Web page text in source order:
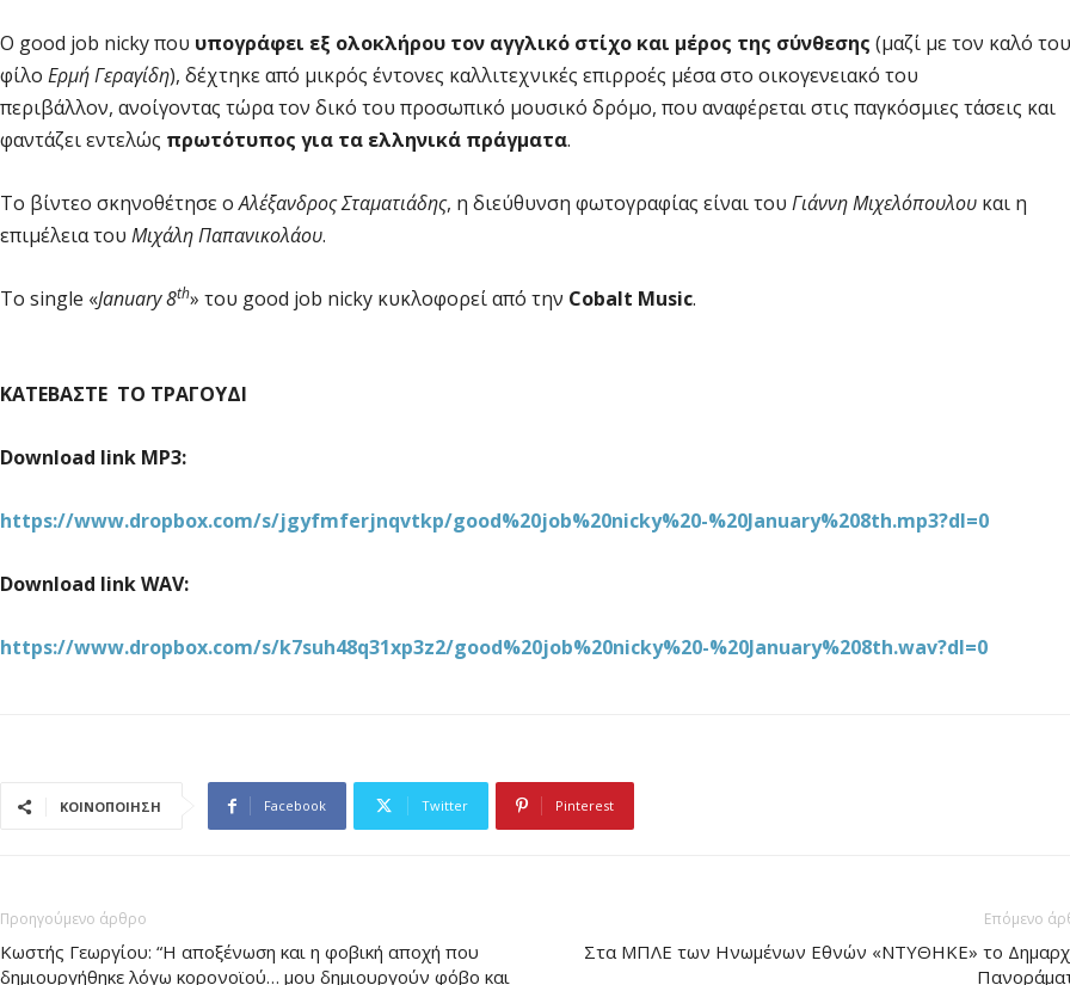
Ο good job nicky που υπογράφει εξ ολοκλήρου τον αγγλικό στίχο και μέρος της σύνθεσης (μαζί με τον καλό του
φίλο Ερμή Γεραγίδη), δέχτηκε από μικρός έντονες καλλιτεχνικές επιρροές μέσα στο οικογενειακό του
περιβάλλον, ανοίγοντας τώρα τον δικό του προσωπικό μουσικό δρόμο, που αναφέρεται στις παγκόσμιες τάσεις και
φαντάζει εντελώς πρωτότυπος για τα ελληνικά πράγματα.
To βίντεο σκηνοθέτησε οΑλέξανδρος Σταματιάδης, η διεύθυνση φωτογραφίας είναι του Γιάννη Μιχελόπουλου και η
επιμέλεια του Μιχάλη Παπανικολάου.
Το single «January 8th» του good job nicky κυκλοφορεί από την Cobalt Music.
KATEBAΣΤΕ ΤΟ ΤΡΑΓΟΥΔΙ
Download link MP3:
https://www.dropbox.com/s/jgyfmferjnqvtkp/good%20job%20nicky%20-%20January%208th.mp3?dl=0
Download link WAV:
https://www.dropbox.com/s/k7suh48q31xp3z2/good%20job%20nicky%20-%20January%208th.wav?dl=0
ΚΟΙΝΟΠΟΙΗΣΗ Facebook Twitter Pinterest
Προηγούμενο άρθρο
Κωστής Γεωργίου: “Η αποξένωση και η φοβική αποχή που
δημιουργήθηκε λόγω κορονοϊού… μου δημιουργούν φόβο και
Επόμενο
Στα ΜΠΛΕ των Ηνωμένων Εθνών «ΝΤΥΘΗΚΕ» το